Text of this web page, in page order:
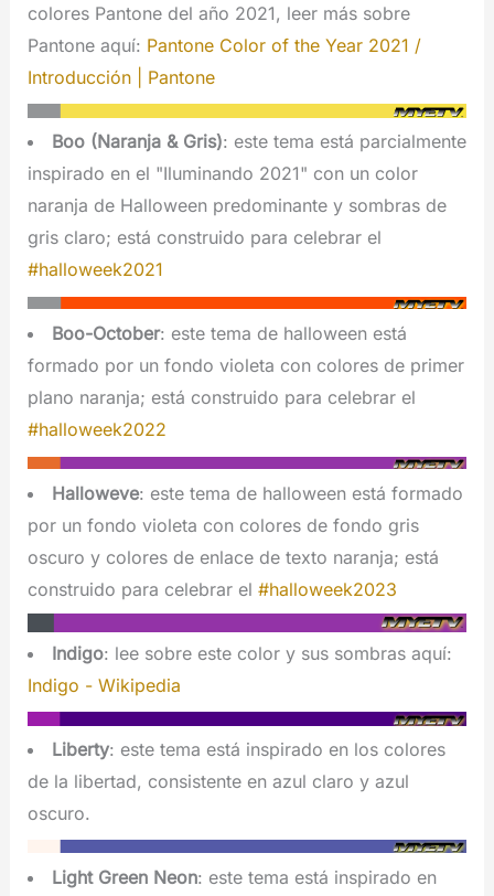
colores Pantone del año 2021, leer más sobre
Pantone aquí: Pantone Color of the Year 2021 /
Introducción | Pantone
Boo (Naranja & Gris): este tema está parcialmente
inspirado en el "Iluminando 2021" con un color
naranja de Halloween predominante y sombras de
gris claro; está construido para celebrar el
#halloweek2021
Boo-October: este tema de halloween está
formado por un fondo violeta con colores de primer
plano naranja; está construido para celebrar el
#halloweek2022
Halloweve: este tema de halloween está formado
por un fondo violeta con colores de fondo gris
oscuro y colores de enlace de texto naranja; está
construido para celebrar el #halloweek2023
Indigo: lee sobre este color y sus sombras aquí:
Indigo - Wikipedia
Liberty: este tema está inspirado en los colores
de la libertad, consistente en azul claro y azul
oscuro.
Light Green Neon: este tema está inspirado en